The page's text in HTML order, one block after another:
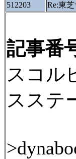
512203
Re:東
記事番
スコル
スステ